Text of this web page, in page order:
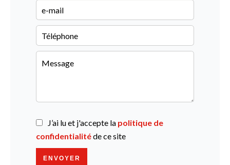
J’ai lu et j'accepte la politique de
confidentialitéde ce site
ENVOYER